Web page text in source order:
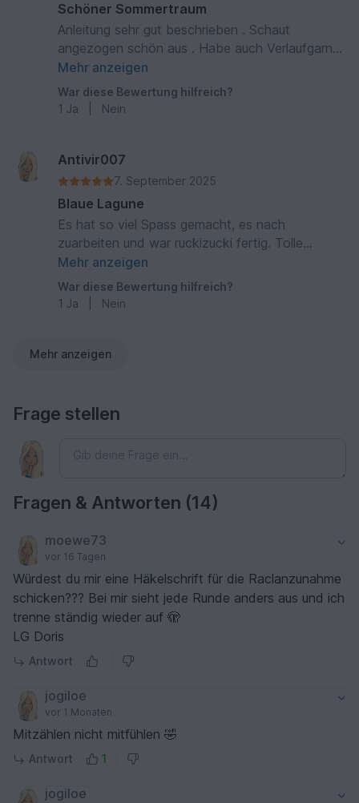
Schöner Sommertraum
Anleitung sehr gut beschrieben . Schaut
angezogen schön aus . Habe auch Verlaufgarn
genommen . Werde einen 2 in einfarbig häkeln .
Muster unten Mega
Mehr anzeigen
War diese Bewertung hilfreich?
1 Ja Nein
Antivir007
7. September 2025
Blaue Lagune
Es hat so viel Spass gemacht, es nach
zuarbeiten und war ruckizucki fertig. Tolle
Anleitung, Schritt für Schritt und gut verständlich.
Mehr anzeigen
War diese Bewertung hilfreich?
1 Ja Nein
Mehr anzeigen
Frage stellen
Fragen & Antworten (14)
moewe73
vor 16 Tagen
Würdest du mir eine Häkelschrift für die Raclanzunahme
schicken??? Bei mir sieht jede Runde anders aus und ich
trenne ständig wieder auf 🫣
LG Doris
Antwort
jogiloe
vor 1 Monaten
Mitzählen nicht mitfühlen 🤣
Antwort 1
jogiloe